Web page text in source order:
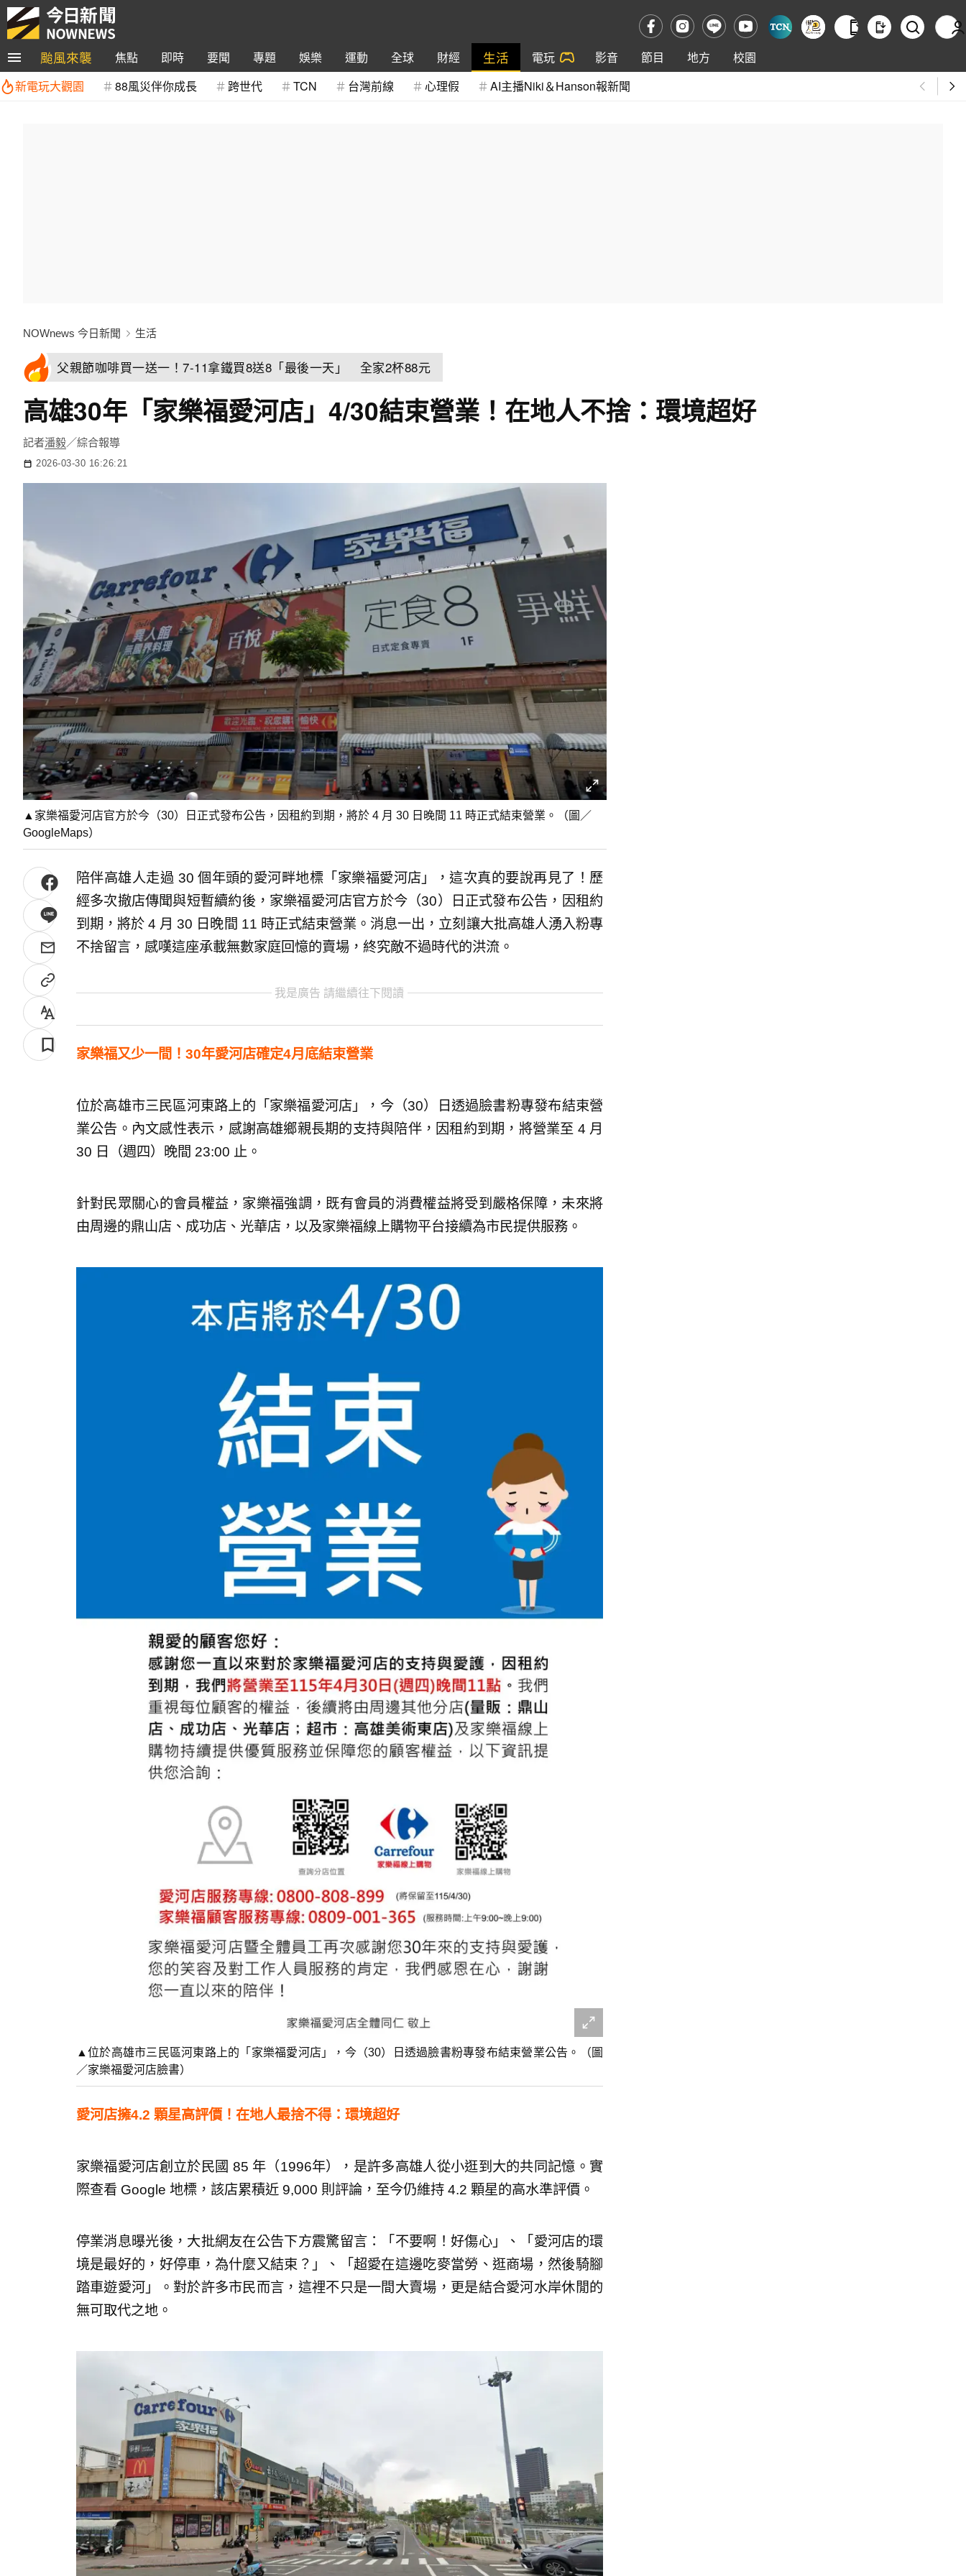
颱風來襲 焦點 即時 要聞 專題 娛樂 運動 全球 財經 生活 電玩 影音 節目 地方
校園
新電玩大觀園
88風災伴你成長 跨世代 TCN 台灣前線 心理假 AI主播Niki＆Hanson報新聞
NOWnews 今日新聞 生活
父親節咖啡買一送一！7-11拿鐵買8送8「最後一天」 全家2杯88元
高雄30年「家樂福愛河店」4/30結束營業！在地人不捨：環境超好
記者潘毅／綜合報導
2026-03-30 16:26:21
▲家樂福愛河店官方於今（30）日正式發布公告，因租約到期，將於 4 月 30 日晚間 11 時正式結束營業。（圖／
GoogleMaps）
陪伴高雄人走過 30 個年頭的愛河畔地標「家樂福愛河店」，這次真的要說再見了！歷
經多次撤店傳聞與短暫續約後，家樂福愛河店官方於今（30）日正式發布公告，因租約
到期，將於 4 月 30 日晚間 11 時正式結束營業。消息一出，立刻讓大批高雄人湧入粉專
不捨留言，感嘆這座承載無數家庭回憶的賣場，終究敵不過時代的洪流。
我是廣告 請繼續往下閱讀
家樂福又少一間！30年愛河店確定4月底結束營業
位於高雄市三民區河東路上的「家樂福愛河店」，今（30）日透過臉書粉專發布結束營
業公告。內文感性表示，感謝高雄鄉親長期的支持與陪伴，因租約到期，將營業至 4 月
30 日（週四）晚間 23:00 止。
針對民眾關心的會員權益，家樂福強調，既有會員的消費權益將受到嚴格保障，未來將
由周邊的鼎山店、成功店、光華店，以及家樂福線上購物平台接續為市民提供服務。
▲位於高雄市三民區河東路上的「家樂福愛河店」，今（30）日透過臉書粉專發布結束營業公告。（圖
／家樂福愛河店臉書）
愛河店擁4.2 顆星高評價！在地人最捨不得：環境超好
家樂福愛河店創立於民國 85 年（1996年），是許多高雄人從小逛到大的共同記憶。實
際查看 Google 地標，該店累積近 9,000 則評論，至今仍維持 4.2 顆星的高水準評價。
停業消息曝光後，大批網友在公告下方震驚留言：「不要啊！好傷心」、「愛河店的環
境是最好的，好停車，為什麼又結束？」、「超愛在這邊吃麥當勞、逛商場，然後騎腳
踏車遊愛河」。對於許多市民而言，這裡不只是一間大賣場，更是結合愛河水岸休閒的
無可取代之地。